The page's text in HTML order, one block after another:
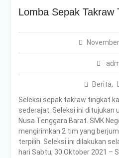
Kepala SMKN 2
Selamat Hari
Pancasila, 1
KKP (Kawah
Pelajar)
Upacara Peringatan
Ke-80 RI
Lomba Sepak Takraw
Berita,
Seleksi sepak takraw tingkat
sederajat. Seleksi ini ditujukan
Nusa Tenggara Barat. SMK
mengirimkan 2 tim yang
terpilih. Seleksi ini dilakukan
hari Sabtu, 30 Oktober 2021 –